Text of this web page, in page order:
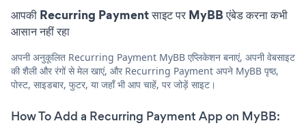
आपकी Recurring Payment साइट पर MyBB एंबेड करना कभी
आसान नहीं रहा
अपनी अनुकूलित Recurring Payment MyBB एप्लिकेशन बनाएं, अपनी वेबसाइट
की शैली और रंगों से मेल खाएं, और Recurring Payment अपने MyBB पृष्ठ,
पोस्ट, साइडबार, फुटर, या जहाँ भी आप चाहें, पर जोड़ें साइट।
How To Add a Recurring Payment App on MyBB: